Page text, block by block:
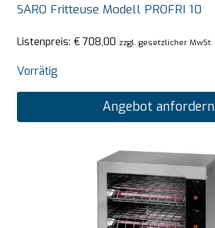
SARO Fritteuse Modell PROFRI 10
Listenpreis: € 708,00 zzgl. gesetzlicher MwSt.
Vorrätig
Angebot anfordern